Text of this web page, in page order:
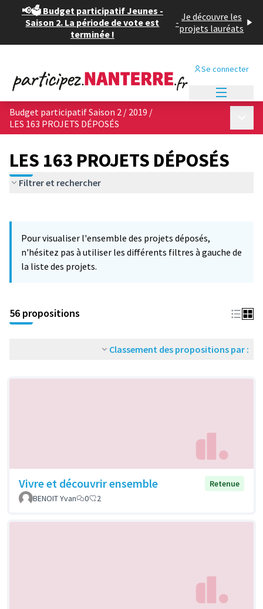
📢🗳️ Budget participatif Jeunes -
Saison 2. La période de vote est
terminée !
- Je découvre les
projets lauréats
Se connecter
Budget participatif Saison 2 / 2019 /
LES 163 PROJETS DÉPOSÉS
LES 163 PROJETS DÉPOSÉS
Filtrer et rechercher
−
Pour visualiser l'ensemble des projets déposés,
n'hésitez pas à utiliser les différents filtres à gauche de
la liste des projets.
56 propositions
Classement des propositions par :
Vivre et découvrir ensemble
Retenue
BENOIT Yvan
0 2